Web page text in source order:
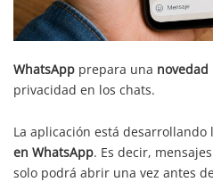
WhatsApp prepara una
privacidad en los chats.
La aplicación está desarrollando
en WhatsApp. Es decir,
solo podrá abrir una vez antes